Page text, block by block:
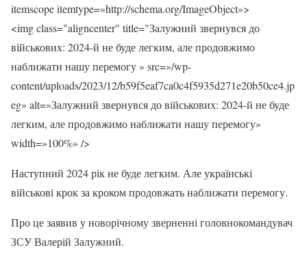
itemscope itemtype=»http://schema.org/ImageObject»>
<img class="aligncenter" title="Залужний звернувся до
військових: 2024-й не буде легким, але продовжимо
наближати нашу перемогу » src=»/wp-
content/uploads/2023/12/b59f5eaf7ca0c4f5935d271e20b50ce4.jp
eg» alt=»Залужний звернувся до військових: 2024-й не буде
легким, але продовжимо наближати нашу перемогу»
width=»100%» />
Наступний 2024 рік не буде легким. Але українські
військові крок за кроком продовжать наближати перемогу.
Про це заявив у новорічному зверненні головнокомандувач
ЗСУ Валерій Залужний.